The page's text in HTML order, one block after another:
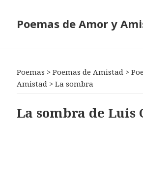
Poemas de Amor y
Poemas >Poemas de Amistad >
Amistad >La sombra
La sombra de Luis